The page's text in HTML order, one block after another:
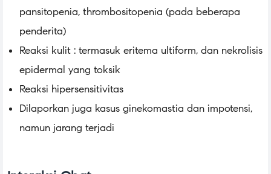
pansitopenia, thrombositopenia (pada beberapa
penderita)
Reaksi kulit : termasuk eritema ultiform, dan nekrolisis
epidermal yang toksik
Reaksi hipersensitivitas
Dilaporkan juga kasus ginekomastia dan impotensi,
namun jarang terjadi